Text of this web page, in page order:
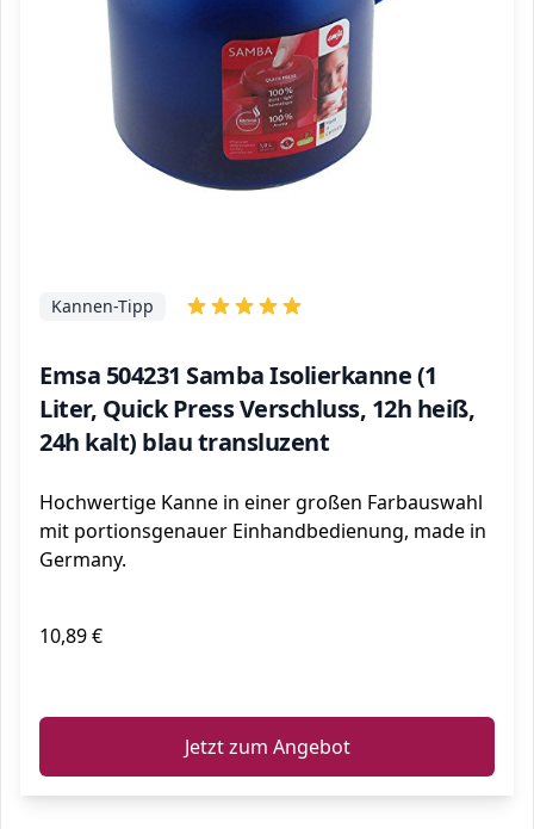
Emsa 504231 Samba Isolierkanne (1
Liter, Quick Press Verschluss, 12h heiß,
24h kalt) blau transluzent
Kannen-Tipp
Hochwertige Kanne in einer großen Farbauswahl
mit portionsgenauer Einhandbedienung, made in
Germany.
10,89 €
Jetzt zum Angebot